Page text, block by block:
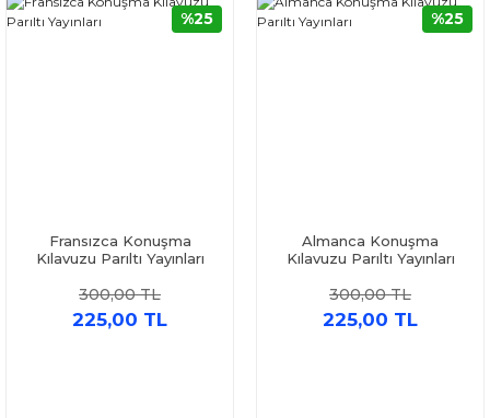
Fransızca Konuşma
Kılavuzu Parıltı Yayınları
300,00 TL
225,00 TL
%25
Almanca Konuşma
Kılavuzu Parıltı Yayınları
300,00 TL
225,00 TL
%25